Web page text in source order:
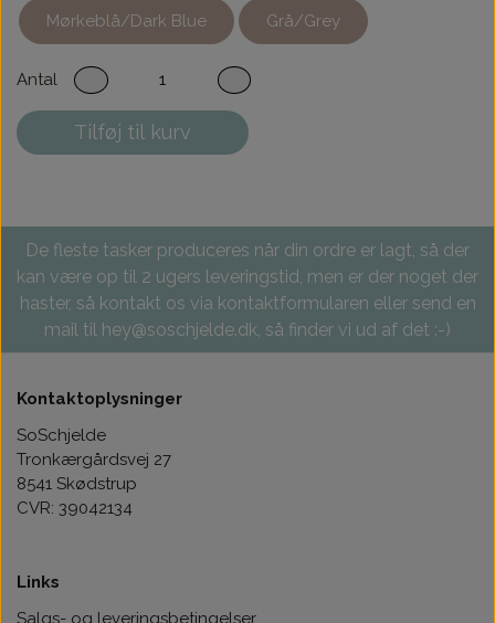
Mørkeblå/Dark Blue Grå/Grey
Antal
Tilføj til kurv
De fleste tasker produceres når din ordre er lagt, så der
kan være op til 2 ugers leveringstid, men er der noget der
haster, så kontakt os via kontaktformularen eller send en
mail til hey@soschjelde.dk, så finder vi ud af det :-)
Kontaktoplysninger
SoSchjelde
Tronkærgårdsvej 27
8541 Skødstrup
CVR: 39042134
Links
Salgs- og leveringsbetingelser